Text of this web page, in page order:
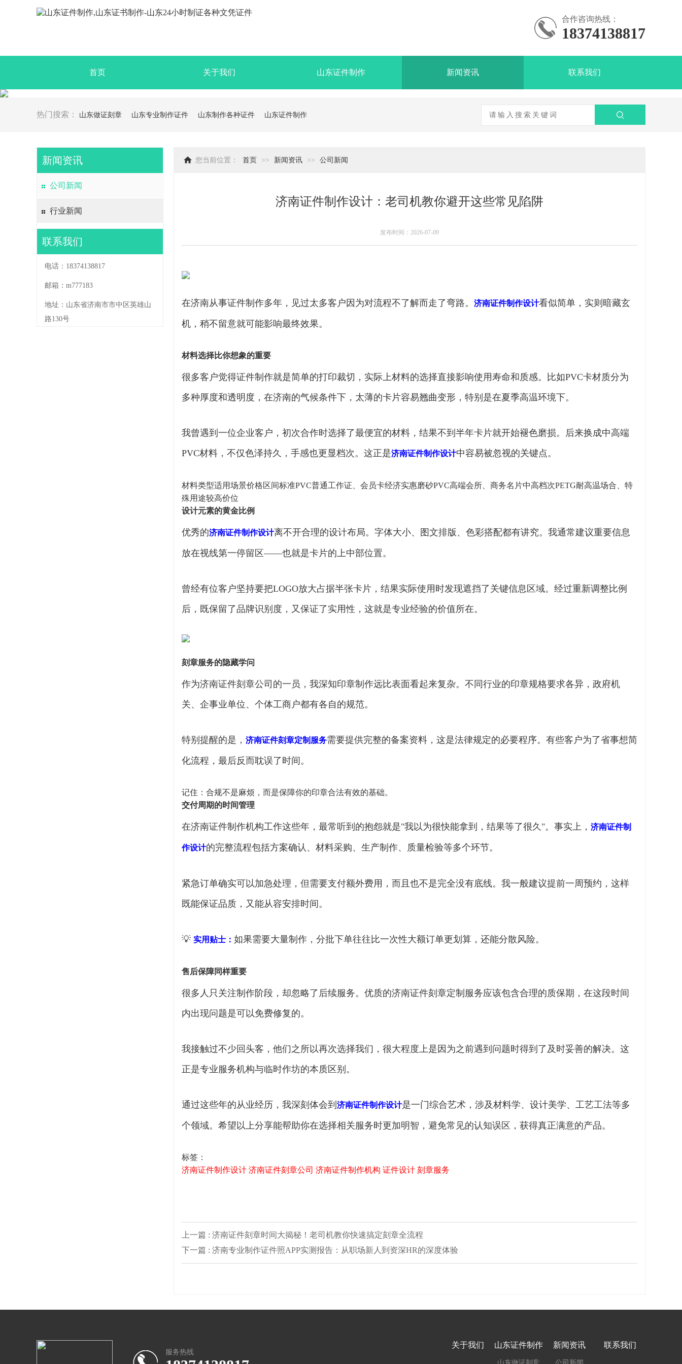
合作咨询热线：
18374138817
首页 关于我们 山东证件制作 新闻资讯 联系我们
热门搜索： 山东做证刻章 山东专业制作证件 山东制作各种证件 山东证件制作
新闻资讯
公司新闻
行业新闻
联系我们
电话：18374138817
邮箱：m777183
地址：山东省济南市市中区英雄山
路130号
您当前位置： 首页 >> 新闻资讯 >> 公司新闻
济南证件制作设计：老司机教你避开这些常见陷阱
发布时间：2026-07-09
在济南从事证件制作多年，见过太多客户因为对流程不了解而走了弯路。 济南证件制作设计看似简单，实则暗藏玄
机，稍不留意就可能影响最终效果。
材料选择比你想象的重要
很多客户觉得证件制作就是简单的打印裁切，实际上材料的选择直接影响使用寿命和质感。比如PVC卡材质分为
多种厚度和透明度，在济南的气候条件下，太薄的卡片容易翘曲变形，特别是在夏季高温环境下。
我曾遇到一位企业客户，初次合作时选择了最便宜的材料，结果不到半年卡片就开始褪色磨损。后来换成中高端
PVC材料，不仅色泽持久，手感也更显档次。这正是济南证件制作设计中容易被忽视的关键点。
材料类型适用场景价格区间标准PVC普通工作证、会员卡经济实惠磨砂PVC高端会所、商务名片中高档次PETG耐高温场合、特
殊用途较高价位
设计元素的黄金比例
优秀的济南证件制作设计离不开合理的设计布局。字体大小、图文排版、色彩搭配都有讲究。我通常建议重要信息
放在视线第一停留区——也就是卡片的上中部位置。
曾经有位客户坚持要把LOGO放大占据半张卡片，结果实际使用时发现遮挡了关键信息区域。经过重新调整比例
后，既保留了品牌识别度，又保证了实用性，这就是专业经验的价值所在。
刻章服务的隐藏学问
作为济南证件刻章公司的一员，我深知印章制作远比表面看起来复杂。不同行业的印章规格要求各异，政府机
关、企事业单位、个体工商户都有各自的规范。
特别提醒的是， 济南证件刻章定制服务需要提供完整的备案资料，这是法律规定的必要程序。有些客户为了省事想简
化流程，最后反而耽误了时间。
记住：合规不是麻烦，而是保障你的印章合法有效的基础。
交付周期的时间管理
在济南证件制作机构工作这些年，最常听到的抱怨就是"我以为很快能拿到，结果等了很久"。事实上， 济南证件制
作设计的完整流程包括方案确认、材料采购、生产制作、质量检验等多个环节。
紧急订单确实可以加急处理，但需要支付额外费用，而且也不是完全没有底线。我一般建议提前一周预约，这样
既能保证品质，又能从容安排时间。
💡 实用贴士： 如果需要大量制作，分批下单往往比一次性大额订单更划算，还能分散风险。
售后保障同样重要
很多人只关注制作阶段，却忽略了后续服务。优质的济南证件刻章定制服务应该包含合理的质保期，在这段时间
内出现问题是可以免费修复的。
我接触过不少回头客，他们之所以再次选择我们，很大程度上是因为之前遇到问题时得到了及时妥善的解决。这
正是专业服务机构与临时作坊的本质区别。
通过这些年的从业经历，我深刻体会到 济南证件制作设计是一门综合艺术，涉及材料学、设计美学、工艺工法等多
个领域。希望以上分享能帮助你在选择相关服务时更加明智，避免常见的认知误区，获得真正满意的产品。
标签：
济南证件制作设计 济南证件刻章公司 济南证件制作机构 证件设计 刻章服务
上一篇 : 济南证件刻章时间大揭秘！老司机教你快速搞定刻章全流程
下一篇 : 济南专业制作证件照APP实测报告：从职场新人到资深HR的深度体验
服务热线
关于我们 山东证件制作 新闻资讯 联系我们